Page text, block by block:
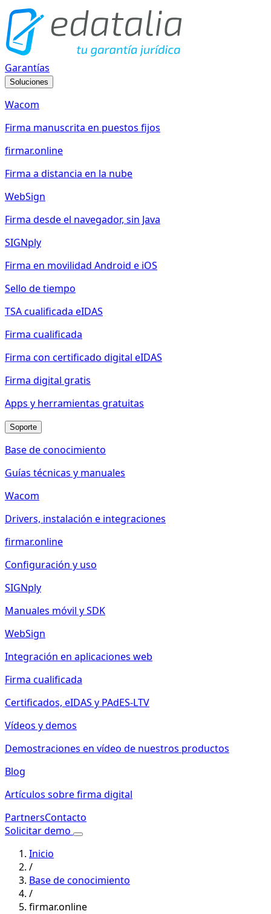
Garantías
Soluciones
Wacom
Firma manuscrita en puestos fijos
firmar.online
Firma a distancia en la nube
WebSign
Firma desde el navegador, sin Java
SIGNply
Firma en movilidad Android e iOS
Sello de tiempo
TSA cualificada eIDAS
Firma cualificada
Firma con certificado digital eIDAS
Firma digital gratis
Apps y herramientas gratuitas
Soporte
Base de conocimiento
Guías técnicas y manuales
Wacom
Drivers, instalación e integraciones
firmar.online
Configuración y uso
SIGNply
Manuales móvil y SDK
WebSign
Integración en aplicaciones web
Firma cualificada
Certificados, eIDAS y PAdES-LTV
Vídeos y demos
Demostraciones en vídeo de nuestros productos
Blog
Artículos sobre firma digital
PartnersContacto
Solicitar demo
Inicio
/
Base de conocimiento
/
firmar.online